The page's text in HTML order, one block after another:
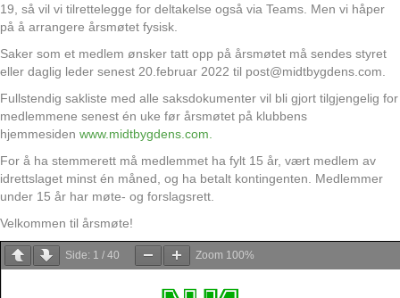
19, så vil vi tilrettelegge for deltakelse også via Teams. Men vi håper
på å arrangere årsmøtet fysisk.
Saker som et medlem ønsker tatt opp på årsmøtet må sendes styret
eller daglig leder senest 20.februar 2022 til post@midtbygdens.com.
Fullstendig sakliste med alle saksdokumenter vil bli gjort tilgjengelig for
medlemmene senest én uke før årsmøtet på klubbens
hjemmesiden www.midtbygdens.com.
For å ha stemmerett må medlemmet ha fylt 15 år, vært medlem av
idrettslaget minst én måned, og ha betalt kontingenten. Medlemmer
under 15 år har møte- og forslagsrett.
Velkommen til årsmøte!
Side: 1 / 40 Zoom 100%